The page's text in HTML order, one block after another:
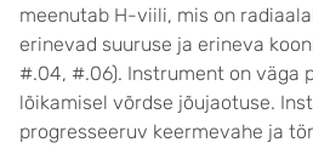
meenutab H-viili, mis on
erinevad suuruse ja erineva
#.04, #.06). Instrument on väga
lõikamisel võrdse jõujaotuse.
progresseeruv keermevahe ja